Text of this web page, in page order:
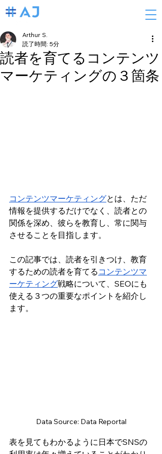
読者を育てるコンテンツ
マーケティングの３箇条
Arthur S.
読了時間: 5分
コンテンツマーケティングと は、ただ
情報を提供するだけでなく、読者との
関係を深め、彼らを教育し、常に関与
させることを目指します。
この記事では、読者を引きつけ、教育
するための読者を育てる コンテンツマ
ーケティング戦略について、SEOにも
使える３つの重要なポイントを紹介し
ます。
Data Source: Data Reportal
表を見てもわかるように日本でSNSの